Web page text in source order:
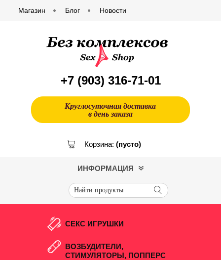
Магазин Блог Новости
+7 (903) 316-71-01
Круглосуточная доставка
в день заказа
Корзина: (пусто)
ИНФОРМАЦИЯ
СЕКС ИГРУШКИ
ВОЗБУДИТЕЛИ,
СТИМУЛЯТОРЫ, ПОППЕРС